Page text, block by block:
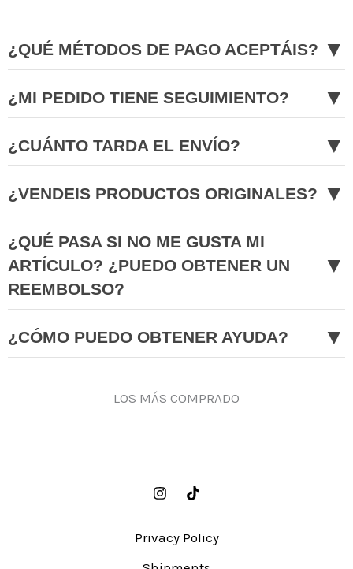
¿QUÉ MÉTODOS DE PAGO ACEPTÁIS? ▼
¿MI PEDIDO TIENE SEGUIMIENTO? ▼
¿CUÁNTO TARDA EL ENVÍO? ▼
¿VENDEIS PRODUCTOS ORIGINALES? ▼
¿QUÉ PASA SI NO ME GUSTA MI
ARTÍCULO? ¿PUEDO OBTENER UN
REEMBOLSO?
▼
¿CÓMO PUEDO OBTENER AYUDA? ▼
LOS MÁS COMPRADO
Privacy Policy